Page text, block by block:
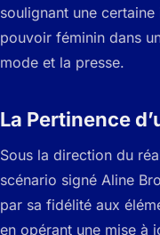
soulignant une
pouvoir féminin dans
mode et la presse.
La Pertinence
Sous la direction du
scénario signé Aline
par sa fidélité aux
en opérant une mise à